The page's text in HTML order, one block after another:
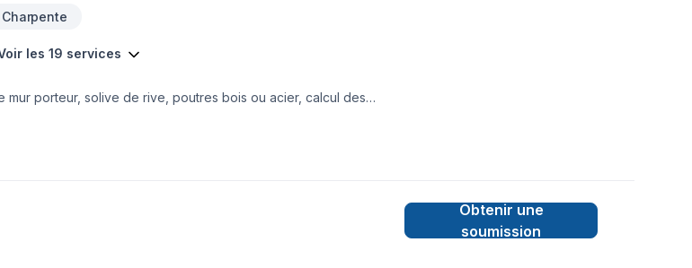
Charpente
les 19 services
porteur, solive de rive, poutres bois ou acier, calcul des
Obtenir une
soumission